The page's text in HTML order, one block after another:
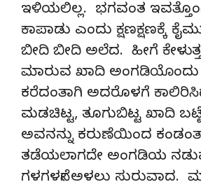
ಇಳಿಯಲಿಲ್ಲ. ಭಗವಂತ
ಕಾಪಾಡು ಎಂದು ಕ್ಷಣಕ್ಷಣಕ್ಕೆ
ಬೀದಿ ಬೀದಿ ಅಲೆದ. ಹೀಗೆ ಕೇಳುತ್ತ
ಮಾರುವ ಖಾದಿ ಅಂಗಡಿಯೊಂದು
ಕರೆದಂತಾಗಿ ಅದರೊಳಗೆ
ಮಡಚಿಟ್ಟ, ತೂಗುಬಿಟ್ಟ ಖಾದಿ
ಅವನನ್ನು ಕರುಣೆಯಿಂದ
ತಡೆಯಲಾಗದೇ ಅಂಗಡಿಯ
ಗಳಗಳನೇ ಅಳಲು ಸುರುವಾದ.